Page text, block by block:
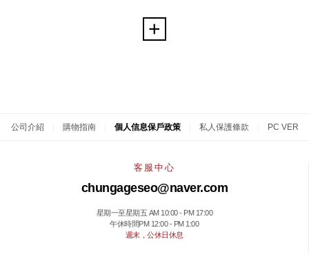
公司介紹 購物指南 個人信息保戶政策 私人保護條款 PC VER
客服中心
chungageseo@naver.com
星期一至星期五 AM 10:00 - PM 17:00
午休時間PM 12:00 - PM 1:00
週末，公休日休息